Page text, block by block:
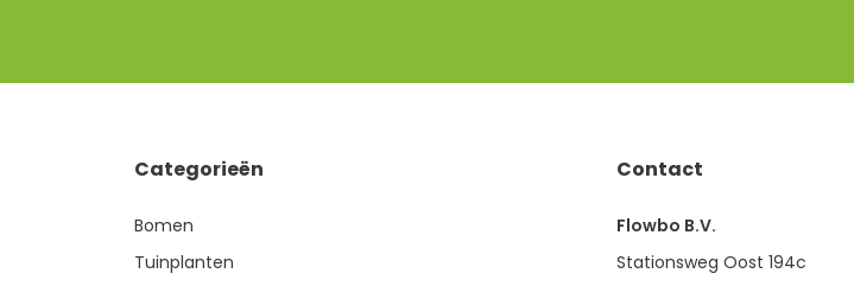
Categorieën
Bomen
Tuinplanten
Contact
Flowbo B.V.
Stationsweg Oost 194c